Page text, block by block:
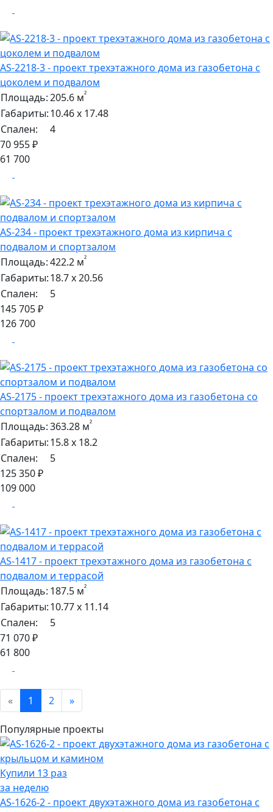
AS-2218-3 - проект трехэтажного дома из газобетона с
цоколем и подвалом
Площадь:205.6 м²
Габариты:10.46 х 17.48
Спален:
4
70 955 ₽
61 700
AS-234 - проект трехэтажного дома из кирпича с
подвалом и спортзалом
Площадь:422.2 м²
Габариты:18.7 х 20.56
Спален:
5
145 705 ₽
126 700
AS-2175 - проект трехэтажного дома из газобетона со
спортзалом и подвалом
Площадь:363.28 м²
Габариты:15.8 х 18.2
Спален:
5
125 350 ₽
109 000
AS-1417 - проект трехэтажного дома из газобетона с
подвалом и террасой
Площадь: 187.5 м²
Габариты:10.77 х 11.14
Спален:
5
71 070 ₽
61 800
« 1 2 »
Популярные проекты
Купили 13 раз
за неделю
AS-1626-2 - проект двухэтажного дома из газобетона с